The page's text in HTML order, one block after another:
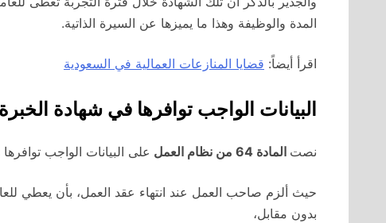
المدة والوظيفة وهذا ما يميزها عن السيرة الذاتية.
اقرأ أيضاً: قضايا المنازعات العمالية في السعودية
البيانات الواجب توافرها في شهادة الخبرة
نصت المادة 64 من نظام العمل على البيانات الواجب
حيث ألزم صاحب العمل عند انتهاء عقد العمل، بأن يعطي
بدون مقابل،